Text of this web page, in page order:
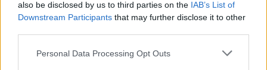
also be disclosed by us to third parties on the IAB’s List of
Downstream Participants that may further disclose it to other
Please note that this website/app uses one or more Google
Personal Data Processing Opt Outs
lett rádiós volt, és műsorát egy újságíró úgy
jellemezte, hogy „Rush Limbaugh
koffeinmentesen.”